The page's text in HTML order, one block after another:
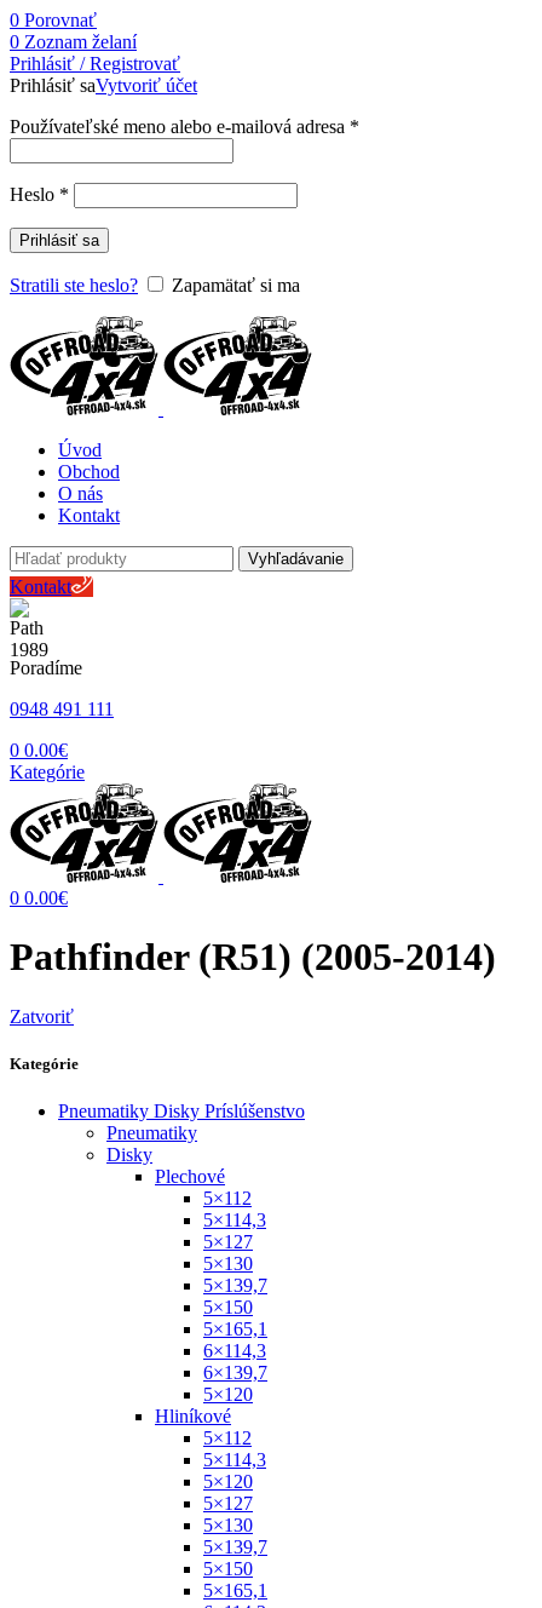
0 Porovnať
0 Zoznam želaní
Prihlásiť / Registrovať
Prihlásiť saVytvoriť účet
Používateľské meno alebo e-mailová adresa *
Heslo *
Prihlásiť sa
Stratili ste heslo? Zapamätať si ma
Úvod
Obchod
O nás
Kontakt
Vyhľadávanie
Kontakt
Poradíme
0948 491 111
0 0.00€
Kategórie
0 0.00€
Pathfinder (R51) (2005-2014)
Zatvoriť
Kategórie
Pneumatiky Disky Príslúšenstvo
Pneumatiky
Disky
Plechové
5×112
5×114,3
5×127
5×130
5×139,7
5×150
5×165,1
6×114,3
6×139,7
5×120
Hliníkové
5×112
5×114,3
5×120
5×127
5×130
5×139,7
5×150
5×165,1